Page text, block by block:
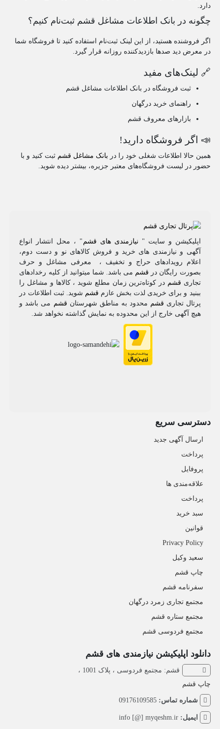
دارد.
چگونه در بانک اطلاعات مشاغل قشم ثبت‌نام کنیم؟
اگر فروشنده هستید، از این لینک ثبت‌نام استفاده کنید تا فروشگاه شما
در معرض دید صدها بازدیدکننده روزانه قرار گیرد.
🔗 لینک‌های مفید
ثبت فروشگاه در بانک اطلاعات مشاغل قشم
راهنمای خرید درگهان
بازارهای معروف قشم
📣 اگر فروشگاه دارید!
همین حالا اطلاعات شغلی خود را در بانک مشاغل قشم ثبت کنید و با
حضور در لیست فروشگاه‌های معتبر جزیره، بیشتر دیده شوید.
اپلیکیشن و سایت " نیازمندی های قشم " ، محل انتشار انواع
آگهی و نیازمندی های خرید و فروش کالاهای نو و دست‌ دوم،
اعلام رویدادهای حراج و تخفیف ، معرفی مشاغل و حرف
بصورت رایگان در قشم می باشد. شما میتوانید از کلیه رخدادهای
تجاری قشم در کوتاه‌ترین زمان مطلع شوید ، کالاها و مشاغل را
ببنید و برای خریدی لذت بخش عازم قشم شوید. ثبت اطلاعات در
پرتال تجاری قشم محدود به مناطق شهرستان قشم می باشد و
هیچ آگهی خارج از این محدوده به نمایش گذاشته نخواهد شد.
دسترسی سریع
ارسال آگهی جدید
پرداخت
پروفایل
علاقه‌مندی ها
پرداخت
سبد خرید
قوانین
Privacy Policy
سعید وکیل
چاپ قشم
سفرنامه قشم
مجتمع تجاری زمرد درگهان
مجتمع ستاره قشم
مجتمع فردوسی قشم
دانلود اپلیکیشن نیازمندی های قشم
قشم: مجتمع فردوسی ، پلاک 1001 ،
چاپ قشم
شماره تماس:09176109585
ایمیل:info [@] myqeshm.ir